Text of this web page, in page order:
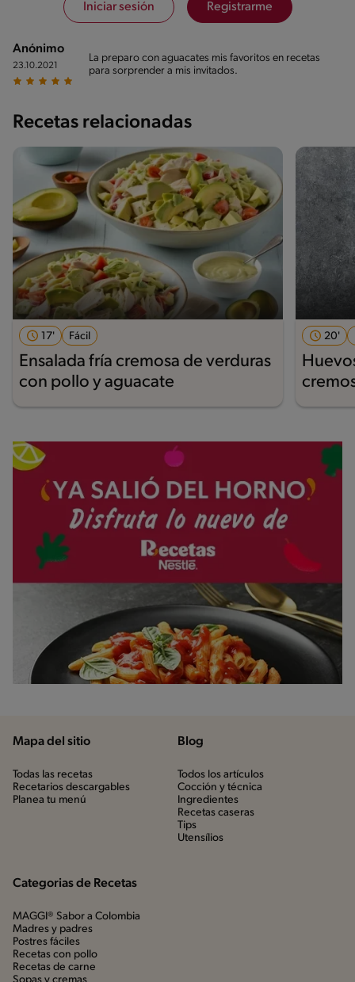
Iniciar sesión Registrarme
Anónimo
23.10.2021
La preparo con aguacates mis favoritos en recetas
para sorprender a mis invitados.
Recetas relacionadas
17' Fácil
Ensalada fría cremosa de verduras
con pollo y aguacate
20'
Mapa del sitio
Todas las recetas
Recetarios descargables
Planea tu menú
Blog
Todos los artículos
Cocción y técnica
Ingredientes
Recetas caseras
Tips
Utensílios
Categorias de Recetas
MAGGI® Sabor a Colombia
Madres y padres
Postres fáciles
Recetas con pollo
Recetas de carne